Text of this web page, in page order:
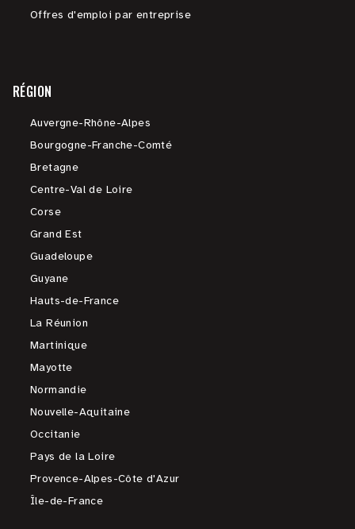
Offres d'emploi par entreprise
RÉGION
Auvergne-Rhône-Alpes
Bourgogne-Franche-Comté
Bretagne
Centre-Val de Loire
Corse
Grand Est
Guadeloupe
Guyane
Hauts-de-France
La Réunion
Martinique
Mayotte
Normandie
Nouvelle-Aquitaine
Occitanie
Pays de la Loire
Provence-Alpes-Côte d'Azur
Île-de-France